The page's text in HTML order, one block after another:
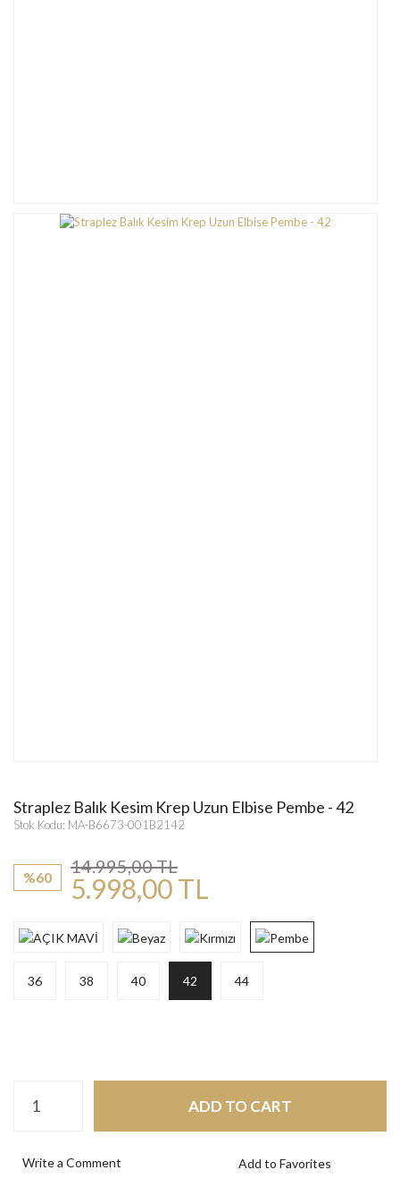
Straplez Balık Kesim Krep Uzun Elbise Pembe - 42
Stok Kodu: MA-B6673-001B2142
%60
14.995,00 TL
5.998,00 TL
36 38 40 42 44
ADD TO CART
Write a Comment